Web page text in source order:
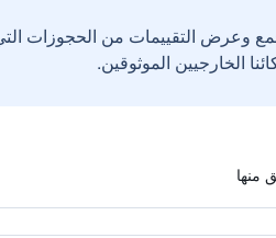
وعرض التقييمات من الحجوزات